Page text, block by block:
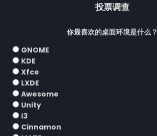
投票调查
你最喜欢的桌面环境是什么？
GNOME
KDE
Xfce
LXDE
Awesome
Unity
i3
Cinnamon